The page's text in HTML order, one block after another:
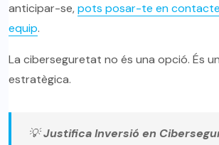
anticipar-se,pots posar-te en
equip.
La ciberseguretat no és una opció. És
estratègica.
💡Justifica Inversió en